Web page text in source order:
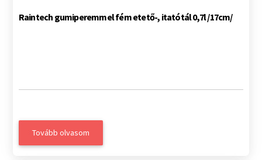
Raintech gumiperemmel fém etető-, itatótál 0,7l /17cm/
Tovább olvasom